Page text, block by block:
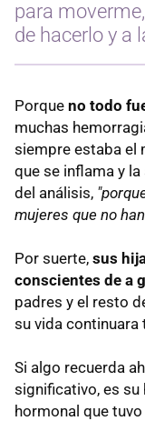
para
de hacerlo y a
Porque no todo
muchas
siempre estaba el
que se inflama y
del análisis,
mujeres que no
Por suerte, sus
conscientes de a
padres y el resto
su vida continuara
Si algo recuerda
significativo, es
hormonal que